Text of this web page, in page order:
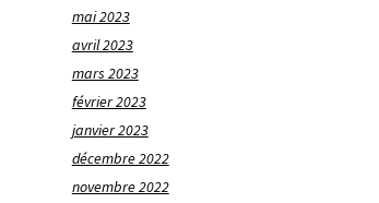
mai 2023
avril 2023
mars 2023
février 2023
janvier 2023
décembre 2022
novembre 2022